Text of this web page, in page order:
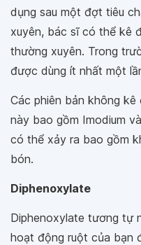
dụng sau một đợt tiêu
xuyên, bác sĩ có thể kê
thường xuyên. Trong
được dùng ít nhất một
Các phiên bản không
này bao gồm Imodium
có thể xảy ra bao gồm
bón.
Diphenoxylate
Diphenoxylate tương tự
hoạt động ruột của bạn